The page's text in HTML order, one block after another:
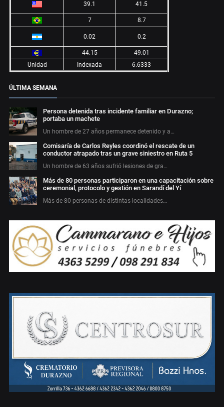
39.1 41.5
7 8.7
0.02 0.2
44.15
49.01
Unidad
Indexada 6.6333
ÚLTIMA SEMANA
Persona detenida tras incidente familiar en Durazno;
portaba un machete
Un hombre de 27 años permanece detenido y a…
Comisaría de Carlos Reyles coordinó el rescate de un
conductor atrapado tras un grave siniestro en Ruta 5
Un hombre de 63 años sufrió lesiones de gra…
Más de 80 personas participaron en una capacitación sobre
ceremonial, protocolo y gestión en Sarandí del Yí
Más de 80 personas de distintas localidades…